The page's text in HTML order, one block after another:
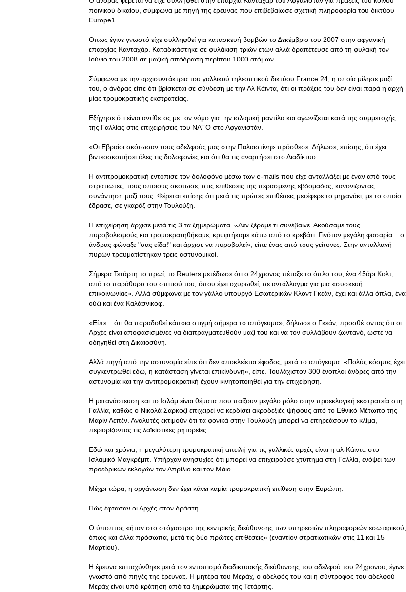
ποινικού δικαίου, σύμφωνα με πηγή της έρευνας που επιβεβαίωσε σχετική πληροφορία του δικτύου
Europe1.
Οπως έγινε γνωστό είχε συλληφθεί για κατασκευή βομβών το Δεκέμβριο του 2007 στην αφγανική
επαρχίας Κανταχάρ. Καταδικάστηκε σε φυλάκιση τριών ετών αλλά δραπέτευσε από τη φυλακή τον
Ιούνιο του 2008 σε μαζική απόδραση περίπου 1000 ατόμων.
Σύμφωνα με την αρχισυντάκτρια του γαλλικού τηλεοπτικού δικτύου France 24, η οποία μίλησε μαζί
του, ο άνδρας είπε ότι βρίσκεται σε σύνδεση με την Αλ Κάιντα, ότι οι πράξεις του δεν είναι παρά η αρχή
μίας τρομοκρατικής εκστρατείας.
Εξήγησε ότι είναι αντίθετος με τον νόμο για την ισλαμική μαντίλα και αγωνίζεται κατά της συμμετοχής
της Γαλλίας στις επιχειρήσεις του ΝΑΤΟ στο Αφγανιστάν.
«Οι Εβραίοι σκότωσαν τους αδελφούς μας στην Παλαιστίνη» πρόσθεσε. Δήλωσε, επίσης, ότι έχει
βιντεοσκοπήσει όλες τις δολοφονίες και ότι θα τις αναρτήσει στο Διαδίκτυο.
Η αντιτρομοκρατική εντόπισε τον δολοφόνο μέσω των e-mails που είχε ανταλλάξει με έναν από τους
στρατιώτες, τους οποίους σκότωσε, στις επιθέσεις της περασμένης εβδομάδας, κανονίζοντας
συνάντηση μαζί τους. Φέρεται επίσης ότι μετά τις πρώτες επιθέσεις μετέφερε το μηχανάκι, με το οποίο
έδρασε, σε γκαράζ στην Τουλούζη.
Η επιχείρηση άρχισε μετά τις 3 τα ξημερώματα. «Δεν ξέραμε τι συνέβαινε. Ακούσαμε τους
πυροβολισμούς και τρομοκρατηθήκαμε, κρυφτήκαμε κάτω από το κρεβάτι. Γινόταν μεγάλη φασαρία... ο
άνδρας φώναξε "σας είδα!" και άρχισε να πυροβολεί», είπε ένας από τους γείτονες. Στην ανταλλαγή
πυρών τραυματίστηκαν τρεις αστυνομικοί.
Σήμερα Τετάρτη το πρωί, το Reuters μετέδωσε ότι ο 24χρονος πέταξε το όπλο του, ένα 45άρι Κολτ,
από το παράθυρο του σπιτιού του, όπου έχει οχυρωθεί, σε αντάλλαγμα για μια «συσκευή
επικοινωνίας». Αλλά σύμφωνα με τον γάλλο υπουργό Εσωτερικών Κλοντ Γκεάν, έχει και άλλα όπλα, ένα
ούζι και ένα Καλάσνικοφ.
«Είπε... ότι θα παραδοθεί κάποια στιγμή σήμερα το απόγευμα», δήλωσε ο Γκεάν, προσθέτοντας ότι οι
Αρχές είναι αποφασισμένες να διαπραγματευθούν μαζί του και να τον συλλάβουν ζωντανό, ώστε να
οδηγηθεί στη Δικαιοσύνη.
Αλλά πηγή από την αστυνομία είπε ότι δεν αποκλείεται έφοδος, μετά το απόγευμα. «Πολύς κόσμος έχει
συγκεντρωθεί εδώ, η κατάσταση γίνεται επικίνδυνη», είπε. Τουλάχιστον 300 ένοπλοι άνδρες από την
αστυνομία και την αντιτρομοκρατική έχουν κινητοποιηθεί για την επιχείρηση.
Η μετανάστευση και το Ισλάμ είναι θέματα που παίζουν μεγάλο ρόλο στην προεκλογική εκστρατεία στη
Γαλλία, καθώς ο Νικολά Σαρκοζί επιχειρεί να κερδίσει ακροδεξιές ψήφους από το Εθνικό Μέτωπο της
Μαρίν Λεπέν. Αναλυτές εκτιμούν ότι τα φονικά στην Τουλούζη μπορεί να επηρεάσουν το κλίμα,
περιορίζοντας τις λαϊκίστικες ρητορείες.
Εδώ και χρόνια, η μεγαλύτερη τρομοκρατική απειλή για τις γαλλικές αρχές είναι η αλ-Κάιντα στο
Ισλαμικό Μαγκρέμπ. Υπήρχαν ανησυχίες ότι μπορεί να επιχειρούσε χτύπημα στη Γαλλία, ενόψει των
προεδρικών εκλογών τον Απρίλιο και τον Μάιο.
Μέχρι τώρα, η οργάνωση δεν έχει κάνει καμία τρομοκρατική επίθεση στην Ευρώπη.
Πώς έφτασαν οι Αρχές στον δράστη
Ο ύποπτος «ήταν στο στόχαστρο της κεντρικής διεύθυνσης των υπηρεσιών πληροφοριών εσωτερικού,
όπως και άλλα πρόσωπα, μετά τις δύο πρώτες επιθέσεις» (εναντίον στρατιωτικών στις 11 και 15
Μαρτίου).
Η έρευνα επιταχύνθηκε μετά τον εντοπισμό διαδικτυακής διεύθυνσης του αδελφού του 24χρονου, έγινε
γνωστό από πηγές της έρευνας. Η μητέρα του Μεράχ, ο αδελφός του και η σύντροφος του αδελφού
Μεράχ είναι υπό κράτηση από τα ξημερώματα της Τετάρτης.